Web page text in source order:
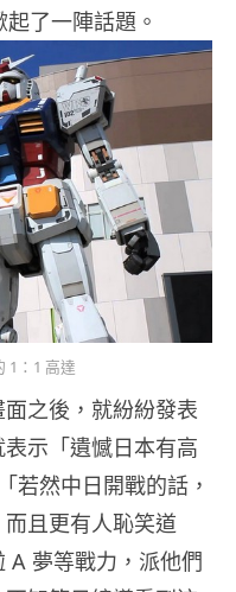
了一陣話題。
1：1 高達
之後，就紛紛發表
示「遺憾日本有高
然中日開戰的話，
且更有人恥笑道
A 夢等戰力，派他們